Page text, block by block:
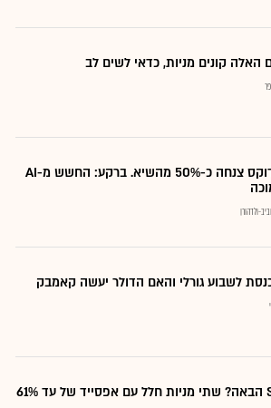
האלה קונים מניות, כדאי לשים לב
מניית אמדוקס צנחה כ-50% מהשיא. ברקע: החשש מ-AI
ולדהורן
לשבוע גורלי והאם הדולר יעשה קאמבק